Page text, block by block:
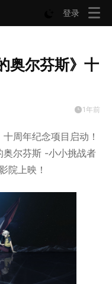
登录
奥尔芬斯》十
1年前
周年纪念项目启动！
奥尔芬斯 -小小挑战者
院上映！